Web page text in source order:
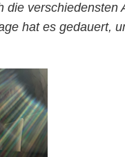
verschiedensten
hat es gedauert,